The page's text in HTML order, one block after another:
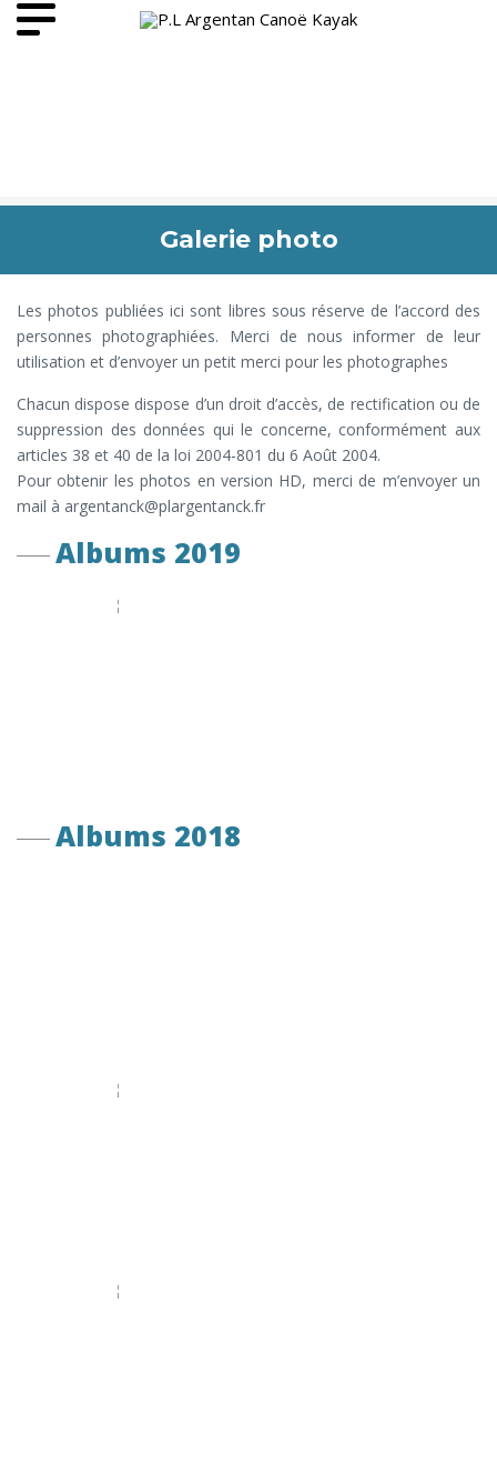
Galerie photo
Les photos publiées ici sont libres sous réserve de l’accord des
personnes photographiées. Merci de nous informer de leur
utilisation et d’envoyer un petit merci pour les photographes
Chacun dispose dispose d’un droit d’accès, de rectification ou de
suppression des données qui le concerne, conformément aux
articles 38 et 40 de la loi 2004-801 du 6 Août 2004.
Pour obtenir les photos en version HD, merci de m’envoyer un
mail à argentanck@plargentanck.fr
Albums 2019
Albums 2018